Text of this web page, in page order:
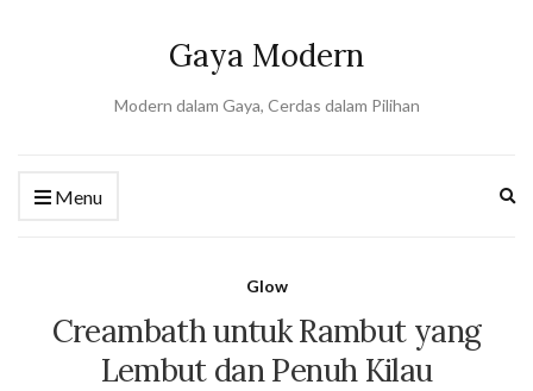
Gaya Modern
Modern dalam Gaya, Cerdas dalam Pilihan
Menu
Glow
Creambath untuk Rambut yang
Lembut dan Penuh Kilau